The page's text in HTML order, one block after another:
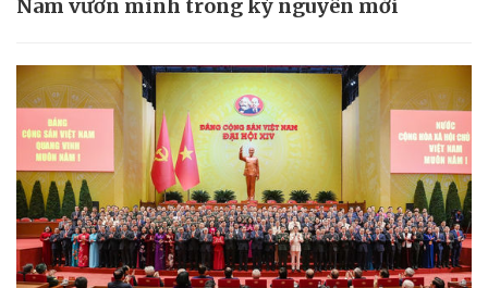
Nam vươn mình trong kỷ nguyên mới